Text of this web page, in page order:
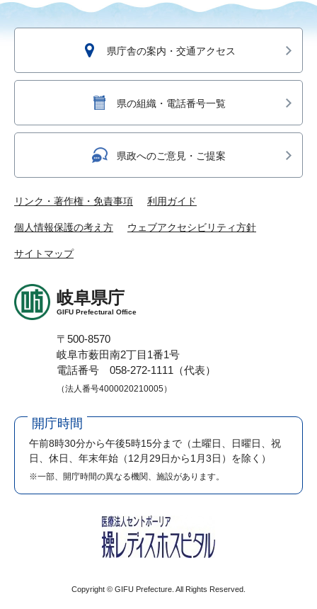
県庁舎の案内・交通アクセス
県の組織・電話番号一覧
県政へのご意見・ご提案
リンク・著作権・免責事項 利用ガイド
個人情報保護の考え方 ウェブアクセシビリティ方針
サイトマップ
岐阜県庁
GIFU Prefectural Office
〒500-8570
岐阜市薮田南2丁目1番1号
電話番号 058-272-1111（代表）
（法人番号4000020210005）
開庁時間
午前8時30分から午後5時15分まで （土曜日、日曜日、祝
日、休日、年末年始（12月29日から1月3日）を除く）
※一部、開庁時間の異なる機関、施設があります。
Copyright © GIFU Prefecture. All Rights Reserved.